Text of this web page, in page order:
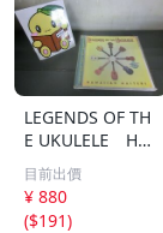
LEGENDS OF TH
E UKULELE HA
WAIIAN MASTER
S ウクレレ ハワ
イ 169
目前出價
¥ 880
($191)